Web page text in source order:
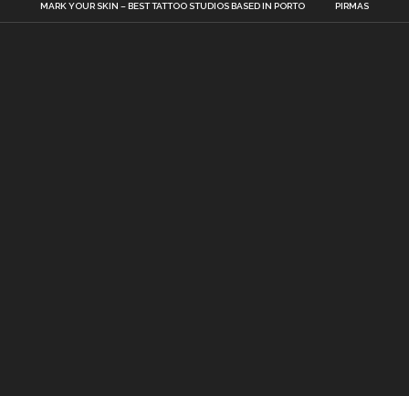
MARK YOUR SKIN – BEST TATTOO STUDIOS BASED IN PORTO PIRMAS